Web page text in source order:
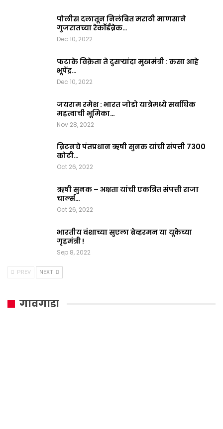
पोलीस दलातून निलंबित मराठी माणसाने
गुजरातच्या रेकॉर्डब्रेक…
Dec 10, 2022
फटाके विक्रेता ते दुसऱ्यांदा मुखमंत्री : कसा आहे
भूपेंद्र…
Dec 10, 2022
जयराम रमेश : भारत जोडो यात्रेमध्ये सर्वाधिक
महत्वाची भूमिका…
Nov 28, 2022
ब्रिटनचे पंतप्रधान ऋषी सुनक यांची संपत्ती 7300
कोटी…
Oct 26, 2022
ऋषी सुनक – अक्षता यांची एकत्रित संपत्ती राजा
चार्ल्स…
Oct 26, 2022
भारतीय वंशाच्या सुएला ब्रेव्हरमन या यूकेच्या
गृहमंत्री !
Sep 8, 2022
PREV NEXT
गावगाडा